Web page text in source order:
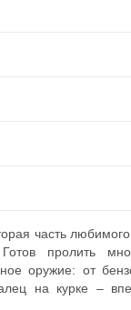
часть
пролить
оружие: от
на курке –